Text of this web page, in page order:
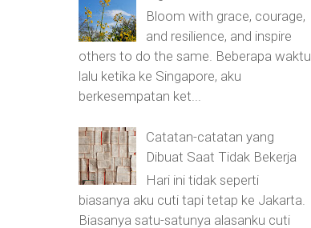
Bloom with grace, courage,
and resilience, and inspire
others to do the same. Beberapa waktu
lalu ketika ke Singapore, aku
berkesempatan ket...
Catatan-catatan yang
Dibuat Saat Tidak Bekerja
Hari ini tidak seperti
biasanya aku cuti tapi tetap ke Jakarta.
Biasanya satu-satunya alasanku cuti